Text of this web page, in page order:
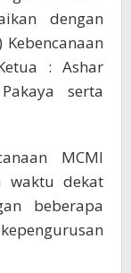
dengan
: Ashar
serta
MCMI
waktu dekat
beberapa